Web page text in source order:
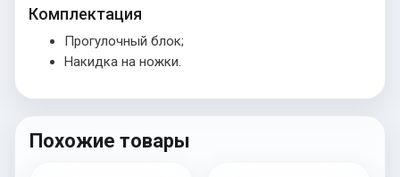
Комплектация
Прогулочный блок;
Накидка на ножки.
Похожие товары